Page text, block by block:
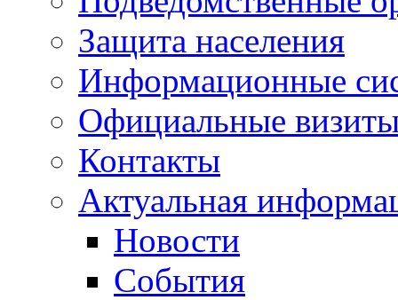
Защита населения
Информационные
Официальные
Контакты
Актуальная
Новости
События